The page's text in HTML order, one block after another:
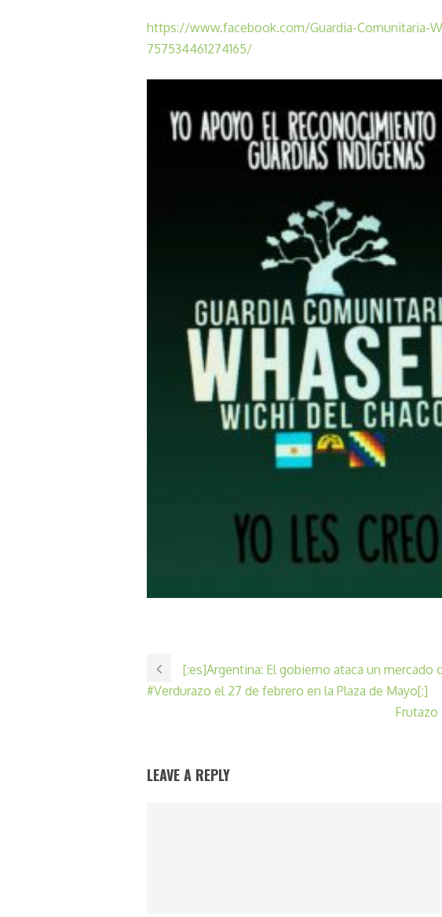
https://www.facebook.com/Guardia-Comunitaria-
757534461274165/
[:es]Argentina: El gobierno ataca un mercado
#Verdurazo el 27 de febrero en la Plaza de Mayo[:]
Frutazo
LEAVE A REPLY